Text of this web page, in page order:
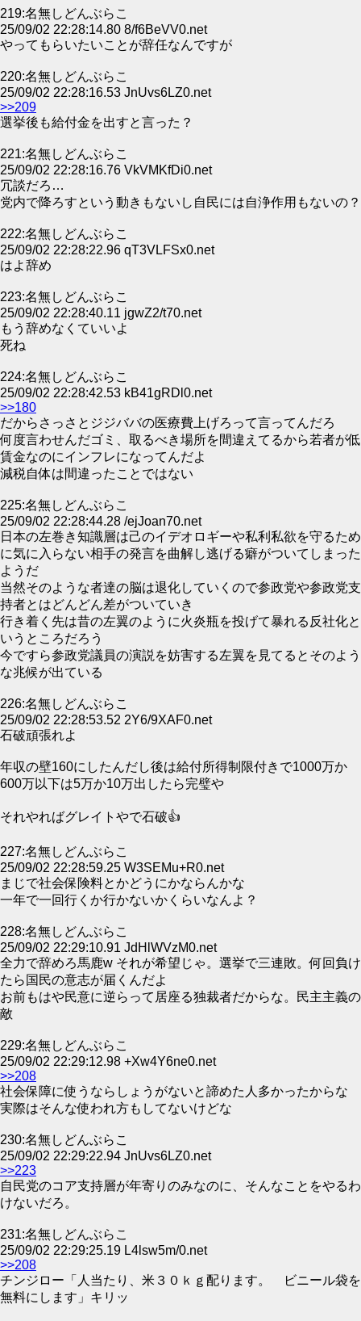
219:名無しどんぶらこ
25/09/02 22:28:14.80 8/f6BeVV0.net
やってもらいたいことが辞任なんですが
220:名無しどんぶらこ
25/09/02 22:28:16.53 JnUvs6LZ0.net
>>209
選挙後も給付金を出すと言った？
221:名無しどんぶらこ
25/09/02 22:28:16.76 VkVMKfDi0.net
冗談だろ…
党内で降ろすという動きもないし自民には自浄作用もないの？
222:名無しどんぶらこ
25/09/02 22:28:22.96 qT3VLFSx0.net
はよ辞め
223:名無しどんぶらこ
25/09/02 22:28:40.11 jgwZ2/t70.net
もう辞めなくていいよ
死ね
224:名無しどんぶらこ
25/09/02 22:28:42.53 kB41gRDl0.net
>>180
だからさっさとジジババの医療費上げろって言ってんだろ
何度言わせんだゴミ、取るべき場所を間違えてるから若者が低
賃金なのにインフレになってんだよ
減税自体は間違ったことではない
225:名無しどんぶらこ
25/09/02 22:28:44.28 /ejJoan70.net
日本の左巻き知識層は己のイデオロギーや私利私欲を守るため
に気に入らない相手の発言を曲解し逃げる癖がついてしまった
ようだ
当然そのような者達の脳は退化していくので参政党や参政党支
持者とはどんどん差がついていき
行き着く先は昔の左翼のように火炎瓶を投げて暴れる反社化と
いうところだろう
今ですら参政党議員の演説を妨害する左翼を見てるとそのよう
な兆候が出ている
226:名無しどんぶらこ
25/09/02 22:28:53.52 2Y6/9XAF0.net
石破頑張れよ
年収の壁160にしたんだし後は給付所得制限付きで1000万か
600万以下は5万か10万出したら完璧や
それやればグレイトやで石破👍
227:名無しどんぶらこ
25/09/02 22:28:59.25 W3SEMu+R0.net
まじで社会保険料とかどうにかならんかな
一年で一回行くか行かないかくらいなんよ？
228:名無しどんぶらこ
25/09/02 22:29:10.91 JdHlWVzM0.net
全力で辞めろ馬鹿w それが希望じゃ。選挙で三連敗。何回負け
たら国民の意志が届くんだよ
お前もはや民意に逆らって居座る独裁者だからな。民主主義の
敵
229:名無しどんぶらこ
25/09/02 22:29:12.98 +Xw4Y6ne0.net
>>208
社会保障に使うならしょうがないと諦めた人多かったからな
実際はそんな使われ方もしてないけどな
230:名無しどんぶらこ
25/09/02 22:29:22.94 JnUvs6LZ0.net
>>223
自民党のコア支持層が年寄りのみなのに、そんなことをやるわ
けないだろ。
231:名無しどんぶらこ
25/09/02 22:29:25.19 L4lsw5m/0.net
>>208
チンジロー「人当たり、米３０ｋｇ配ります。 ビニール袋を
無料にします」キリッ